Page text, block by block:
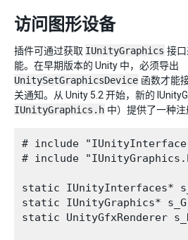
访问图形设备
插件可通过获取 IUnityGraphics 接
能。在早期版本的 Unity 中，必须导出
UnitySetGraphicsDevice 函数才能
关通知。从 Unity 5.2 开始，新的
IUnityGraphics.h 中）提供了一种注
# include
# include
static IUnityInterfaces*
static IUnityGraphics*
static UnityGfxRenderer